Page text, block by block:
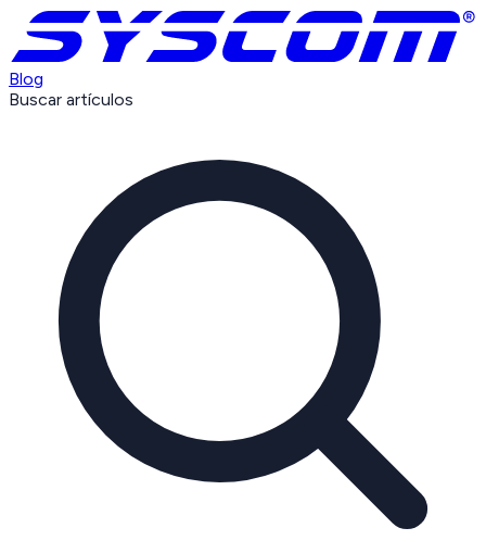
Blog
Buscar artículos